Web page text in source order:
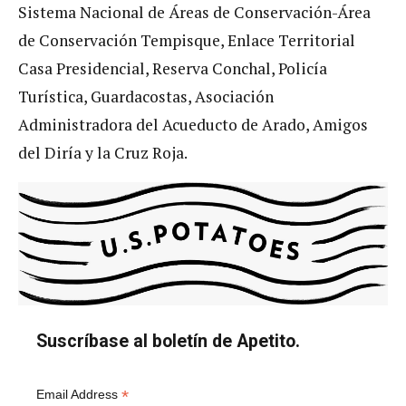
Sistema Nacional de Áreas de Conservación-Área
de Conservación Tempisque, Enlace Territorial
Casa Presidencial, Reserva Conchal, Policía
Turística, Guardacostas, Asociación
Administradora del Acueducto de Arado, Amigos
del Diría y la Cruz Roja.
Suscríbase al boletín de Apetito.
Email Address *